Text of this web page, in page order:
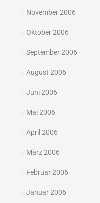
November 2006
Oktober 2006
September 2006
August 2006
Juni 2006
Mai 2006
April 2006
März 2006
Februar 2006
Januar 2006